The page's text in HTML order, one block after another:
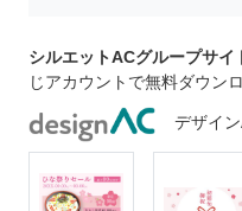
シルエットACグループサ
じアカウントで無料ダウン
デザイ